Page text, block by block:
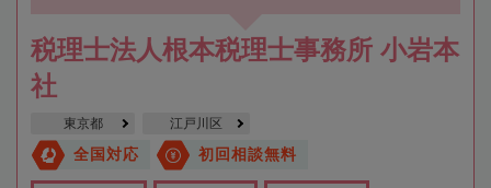
税理士法人根本税理士事務所 小岩本
社
東京都 江戸川区
全国対応 初回相談無料